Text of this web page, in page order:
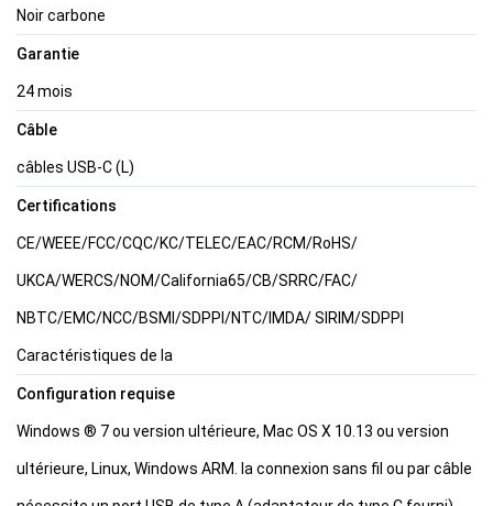
Noir carbone
Garantie
24 mois
Câble
câbles USB-C (L)
Certifications
CE/WEEE/FCC/CQC/KC/TELEC/EAC/RCM/RoHS/
UKCA/WERCS/NOM/California65/CB/SRRC/FAC/
NBTC/EMC/NCC/BSMI/SDPPI/NTC/IMDA/ SIRIM/SDPPI
Caractéristiques de la
Configuration requise
Windows ® 7 ou version ultérieure, Mac OS X 10.13 ou version
ultérieure, Linux, Windows ARM . la connexion sans fil ou par câble